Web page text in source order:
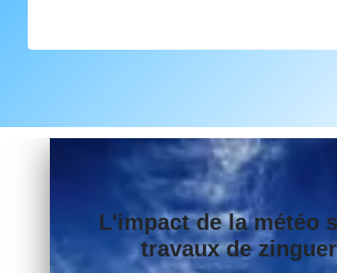
L'impact de la météo
travaux de